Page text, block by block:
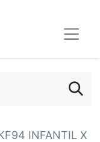
INFANTIL X